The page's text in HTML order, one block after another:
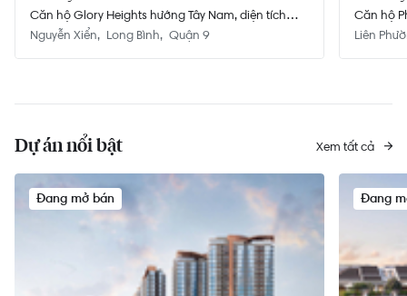
Căn hộ Glory Heights hướng Tây Nam, diện tích
52m²
Nguyễn Xiển Long Bình Quận 9
Căn hộ
không
Liên
Dự án nổi bật Xem tất cả
Đang mở bán Đang